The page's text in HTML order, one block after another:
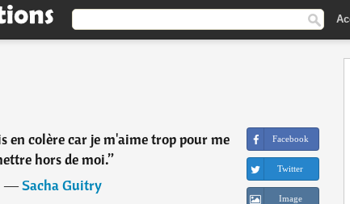
en colère car je m'aime trop pour me
hors de moi.”
―Sacha Guitry
Facebook
Twitter
Image